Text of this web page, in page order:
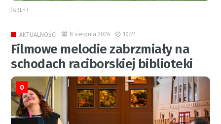
(GREH)
AKTUALNOŚCI 8 sierpnia 2026 10:21
Filmowe melodie zabrzmiały na
schodach raciborskiej biblioteki
0